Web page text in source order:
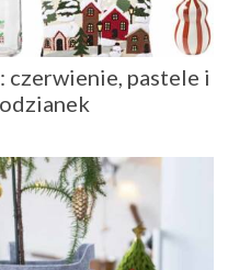
czerwienie, pastele i